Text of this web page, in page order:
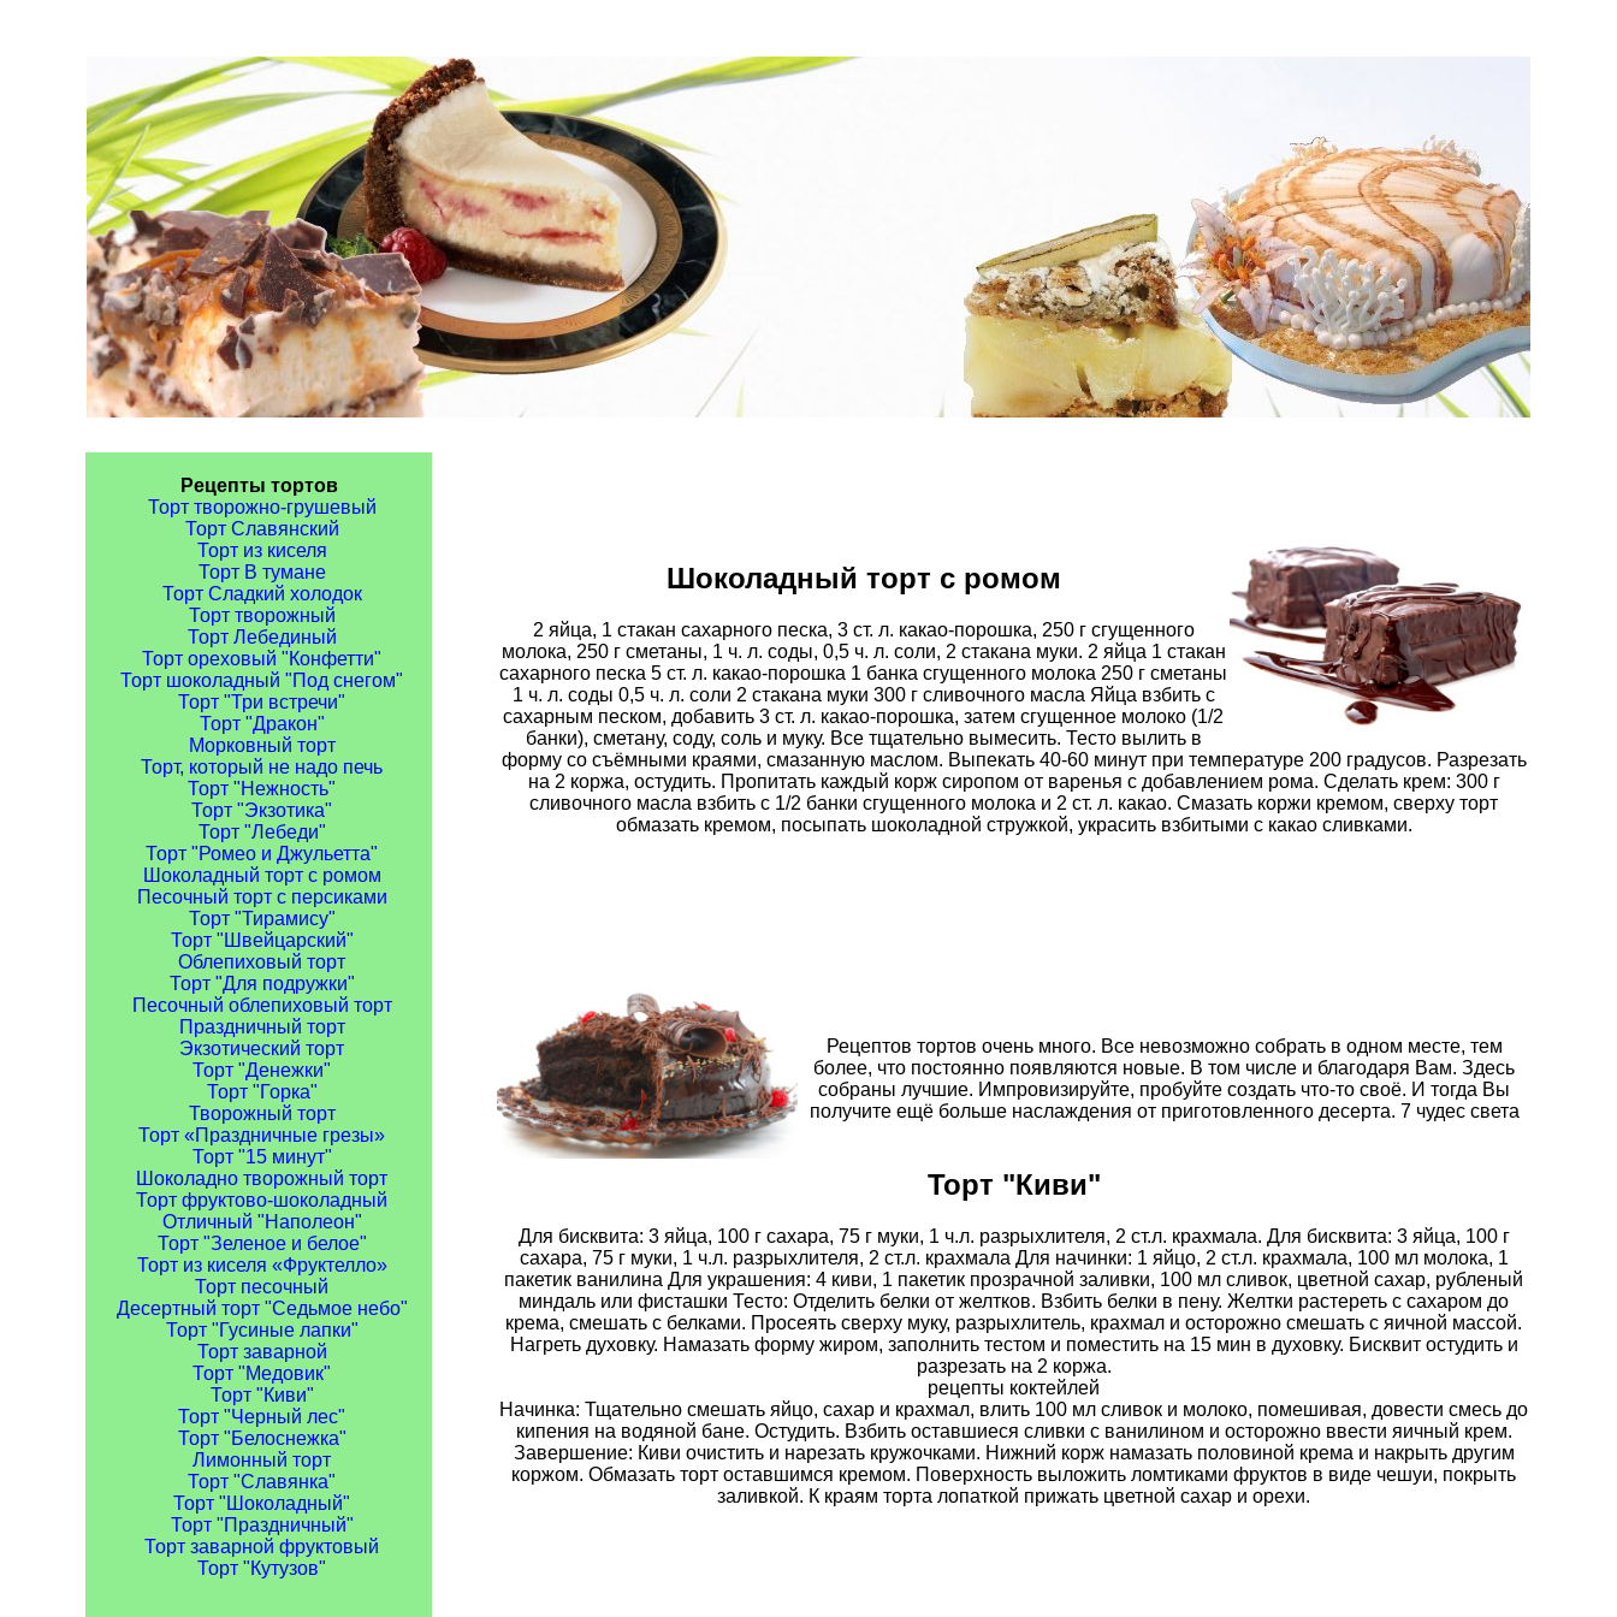
Рецепты тортов
Торт творожно-грушевый
Торт Славянский
Торт из киселя
Торт В тумане
Торт Сладкий холодок
Торт творожный
Торт Лебединый
Торт ореховый "Конфетти"
Торт шоколадный "Под снегом"
Торт "Три встречи"
Торт "Дракон"
Морковный торт
Торт, который не надо печь
Торт "Нежность"
Торт "Экзотика"
Торт "Лебеди"
Торт "Ромео и Джульетта"
Шоколадный торт с ромом
Песочный торт с персиками
Торт "Тирамису"
Торт "Швейцарский"
Облепиховый торт
Торт "Для подружки"
Песочный облепиховый торт
Праздничный торт
Экзотический торт
Торт "Денежки"
Торт "Горка"
Творожный торт
Торт «Праздничные грезы»
Торт "15 минут"
Шоколадно творожный торт
Торт фруктово-шоколадный
Отличный "Наполеон"
Торт "Зеленое и белое"
Торт из киселя «Фруктелло»
Торт песочный
Десертный торт "Седьмое небо"
Торт "Гусиные лапки"
Торт заварной
Торт "Медовик"
Торт "Киви"
Торт "Черный лес"
Торт "Белоснежка"
Лимонный торт
Торт "Славянка"
Торт "Шоколадный"
Торт "Праздничный"
Торт заварной фруктовый
Торт "Кутузов"
Шоколадный торт с ромом
2 яйца, 1 стакан сахарного песка, 3 ст. л. какао-порошка, 250 г сгущенного
молока, 250 г сметаны, 1 ч. л. соды, 0,5 ч. л. соли, 2 стакана муки. 2 яйца 1 стакан
сахарного песка 5 ст. л. какао-порошка 1 банка сгущенного молока 250 г сметаны
1 ч. л. соды 0,5 ч. л. соли 2 стакана муки 300 г сливочного масла Яйца взбить с
сахарным песком, добавить 3 ст. л. какао-порошка, затем сгущенное молоко (1/2
банки), сметану, соду, соль и муку. Все тщательно вымесить. Тесто вылить в
форму со съёмными краями, смазанную маслом. Выпекать 40-60 минут при температуре 200 градусов. Разрезать
на 2 коржа, остудить. Пропитать каждый корж сиропом от варенья с добавлением рома. Сделать крем: 300 г
сливочного масла взбить с 1/2 банки сгущенного молока и 2 ст. л. какао. Смазать коржи кремом, сверху торт
обмазать кремом, посыпать шоколадной стружкой, украсить взбитыми с какао сливками.
Рецептов тортов очень много. Все невозможно собрать в одном месте, тем
более, что постоянно появляются новые. В том числе и благодаря Вам. Здесь
собраны лучшие. Импровизируйте, пробуйте создать что-то своё. И тогда Вы
получите ещё больше наслаждения от приготовленного десерта. 7 чудес света
Торт "Киви"
Для бисквита: 3 яйца, 100 г сахара, 75 г муки, 1 ч.л. разрыхлителя, 2 ст.л. крахмала. Для бисквита: 3 яйца, 100 г
сахара, 75 г муки, 1 ч.л. разрыхлителя, 2 ст.л. крахмала Для начинки: 1 яйцо, 2 ст.л. крахмала, 100 мл молока, 1
пакетик ванилина Для украшения: 4 киви, 1 пакетик прозрачной заливки, 100 мл сливок, цветной сахар, рубленый
миндаль или фисташки Тесто: Отделить белки от желтков. Взбить белки в пену. Желтки растереть с сахаром до
крема, смешать с белками. Просеять сверху муку, разрыхлитель, крахмал и осторожно смешать с яичной массой.
Нагреть духовку. Намазать форму жиром, заполнить тестом и поместить на 15 мин в духовку. Бисквит остудить и
разрезать на 2 коржа.
рецепты коктейлей
Начинка: Тщательно смешать яйцо, сахар и крахмал, влить 100 мл сливок и молоко, помешивая, довести смесь до
кипения на водяной бане. Остудить. Взбить оставшиеся сливки с ванилином и осторожно ввести яичный крем.
Завершение: Киви очистить и нарезать кружочками. Нижний корж намазать половиной крема и накрыть другим
коржом. Обмазать торт оставшимся кремом. Поверхность выложить ломтиками фруктов в виде чешуи, покрыть
заливкой. К краям торта лопаткой прижать цветной сахар и орехи.